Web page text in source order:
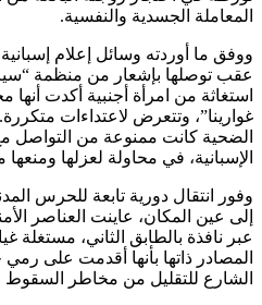
المعاملة الجسدية والنفسية.
ووفق ما أوردته وسائل إعلام
عقب توصلها بإشعار من منظمة
استغاثة من امرأة أجنبية أكدت
غوارينا”، وتتعرض لاعتداءات
الضحية كانت ممنوعة من التواصل
الإسبانية، في محاولة لعزلها
وفور انتقال دورية تابعة للحرس
إلى عين المكان، عاينت العناصر
عبر نافذة بالطابق الثاني،
المصادر ذاتها بأنها أقدمت على
الشارع للتقليل من مخاطر السقوط